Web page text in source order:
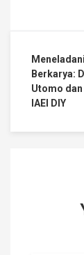
Berkarya:
Utomo
IAEI DIY